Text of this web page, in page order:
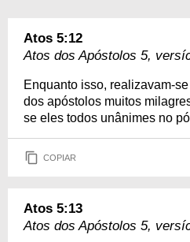
Atos 5:12
Atos dos Apóstolos 5,
Enquanto isso, realizavam-
dos apóstolos muitos
se eles todos unânimes no
COPIAR
Atos 5:13
Atos dos Apóstolos 5,